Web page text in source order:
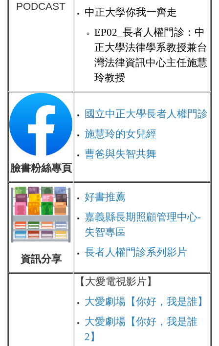
PODCAST
中正大學你我一齊走
EP02_長者人權門診：中
正大學法律學系教授兼台
灣法律資訊中心主任施慧
玲教授
臉書粉絲專頁
國立中正大學長者人權門診
施慧玲的女兒經
曹爸與失智共舞
資訊分享
好書推薦
嘉義縣長期照顧管理中心-
失智專區
長者人權門診系列影片
【大愛電視影片】
大愛劇場【你好，我是誰】
大愛劇場【你好，我是誰
2】